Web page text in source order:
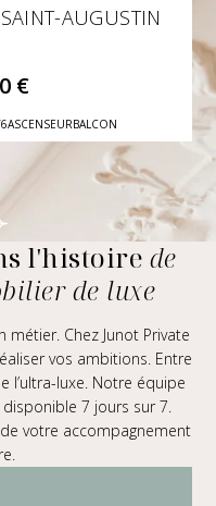
AUGUSTIN
€
ASCENSEURBALCON
l'histoire de
de luxe
métier. Chez Junot Private
vos ambitions. Entre
l’ultra-luxe. Notre équipe
7 jours sur 7.
votre accompagnement